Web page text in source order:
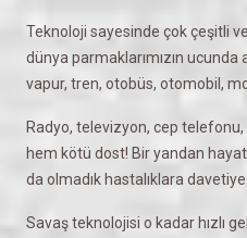
Teknoloji sayesinde çok çeşitli
dünya parmaklarımızın
vapur, tren, otobüs, otomobil,
Radyo, televizyon, cep
hem kötü dost! Bir yandan
da olmadık hastalıklara davetiye
Savaş teknolojisi o kadar hızlı